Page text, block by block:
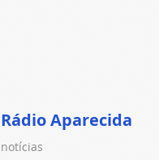
Rádio Aparecida
notícias